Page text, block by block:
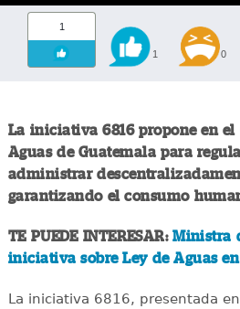
1
1 0
La iniciativa 6816 propone en el
Aguas de Guatemala para
administrar
garantizando el consumo
TE PUEDE INTERESAR:Ministra
iniciativa sobre Ley de Aguas en
La iniciativa 6816, presentada